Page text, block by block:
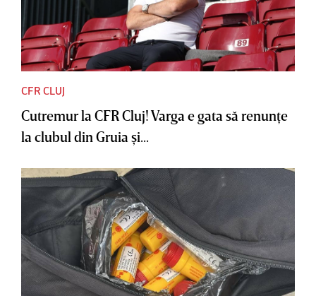
CFR CLUJ
Cutremur la CFR Cluj! Varga e gata să renunţe
la clubul din Gruia şi...